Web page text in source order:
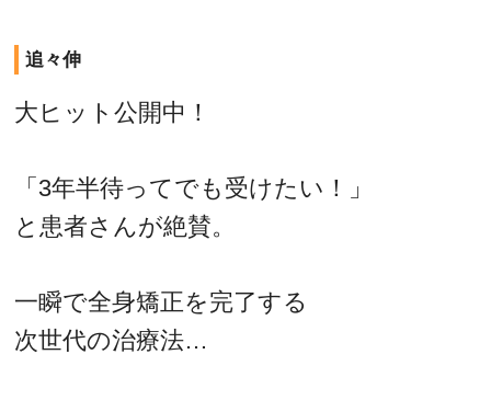
追々伸
大ヒット公開中！
「3年半待ってでも受けたい！」
と患者さんが絶賛。
一瞬で全身矯正を完了する
次世代の治療法…